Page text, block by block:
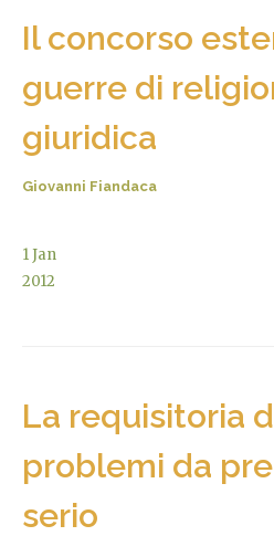
Il concorso
guerre di
giuridica
Giovanni Fiandaca
1Jan
2012
La requisitoria
problemi da
serio